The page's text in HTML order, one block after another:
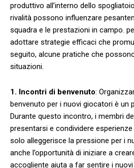
produttivo all’interno dello
rivalità⁢ possono influenzare
squadra e‌ le prestazioni in campo.
adottare strategie ‍efficaci che
seguito,‌ alcune ⁤pratiche che
situazioni.
1. Incontri di benvenuto:
benvenuto ⁣per i nuovi giocatori è ‍un
Durante questo⁢ incontro, i membri
presentarsi e ‌condividere ⁣esperienze
solo alleggerisce la pressione per ‍i
anche l’opportunità ‍di iniziare a
accogliente aiuta⁣ a far sentire i